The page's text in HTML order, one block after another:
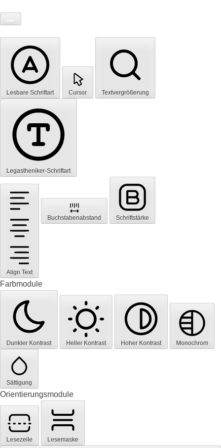
Lesbare Schriftart Cursor Textvergrößerung
Legastheniker-Schriftart
Align Text
Buchstabenabstand Schriftstärke
Farbmodule
Dunkler Kontrast Heller Kontrast Hoher Kontrast Monochrom
Sättigung
Orientierungsmodule
Lesezeile
Lesemaske